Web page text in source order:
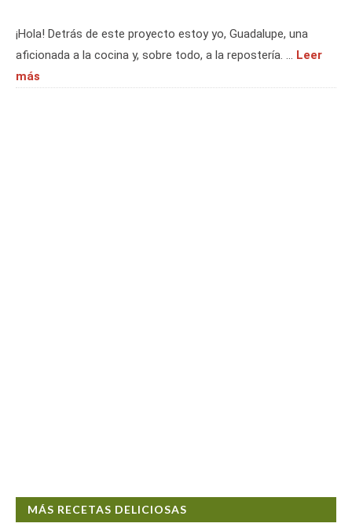
¡Hola! Detrás de este proyecto estoy yo, Guadalupe, una
aficionada a la cocina y, sobre todo, a la repostería. … Leer
más
MÁS RECETAS DELICIOSAS